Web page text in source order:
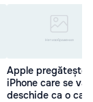
Apple pregătește
iPhone care se va
deschide ca o